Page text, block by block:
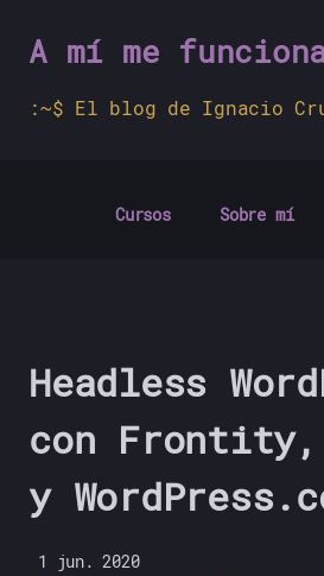
A mí me
El blog de Ignacio
Cursos Sobre mí
Headless
con Frontity,
y
1 jun. 2020